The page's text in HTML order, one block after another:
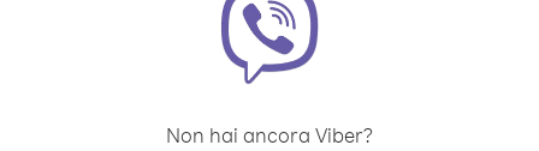
Non hai ancora Viber?